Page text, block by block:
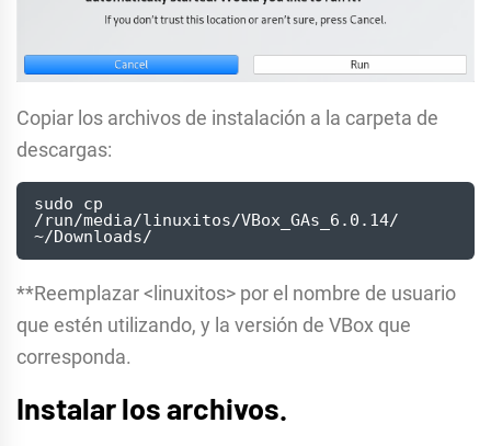
Copiar los archivos de instalación a la carpeta de
descargas:
sudo cp
/run/media/linuxitos/VBox_GAs_6.0.14/
~/Downloads/
**Reemplazar <linuxitos> por el nombre de usuario
que estén utilizando, y la versión de VBox que
corresponda.
Instalar los archivos.